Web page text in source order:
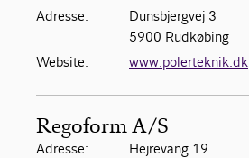
Adresse:
Dunsbjergvej 3
5900 Rudkøbing
Website:
www.polerteknik.dk
Regoform A/S
Adresse:
Hejrevang 19